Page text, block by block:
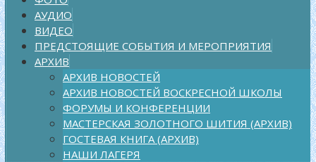
АУДИО
ВИДЕО
ПРЕДСТОЯЩИЕ СОБЫТИЯ И МЕРОПРИЯТИЯ
АРХИВ
АРХИВ НОВОСТЕЙ
АРХИВ НОВОСТЕЙ ВОСКРЕСНОЙ ШКОЛЫ
ФОРУМЫ И КОНФЕРЕНЦИИ
МАСТЕРСКАЯ ЗОЛОТНОГО ШИТИЯ (АРХИВ)
ГОСТЕВАЯ КНИГА (АРХИВ)
НАШИ ЛАГЕРЯ